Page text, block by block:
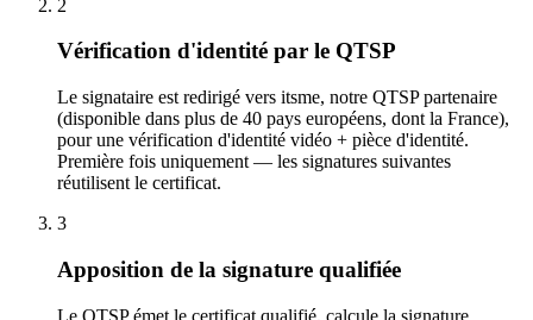
2
Vérification d'identité par le QTSP
Le signataire est redirigé vers itsme, notre QTSP partenaire
(disponible dans plus de 40 pays européens, dont la France),
pour une vérification d'identité vidéo + pièce d'identité.
Première fois uniquement — les signatures suivantes
réutilisent le certificat.
3
Apposition de la signature qualifiée
Le QTSP émet le certificat qualifié, calcule la signature